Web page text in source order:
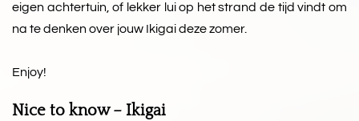
eigen achtertuin, of lekker lui op het strand de tijd vindt om
na te denken over jouw Ikigai deze zomer.
Enjoy!
Nice to know – Ikigai